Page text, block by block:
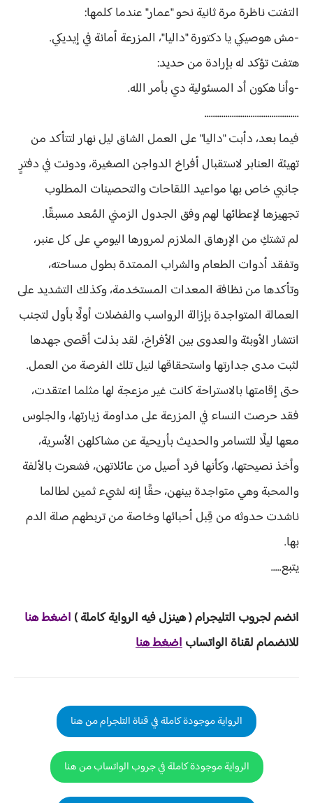
التفتت ناظرة مرة ثانية نحو "عمار" عندما كلمها:
-مش هوصيكي يا دكتورة "داليا"، المزرعة أمانة في إيديكي.
هتفت تؤكد له بإرادة من حديد:
-وأنا هكون أد المسئولية دي بأمر الله.
.............................................
فيما بعد، دأبت "داليا" على العمل الشاق ليل نهار لتتأكد من
تهيئة العنابر لاستقبال أفراخ الدواجن الصغيرة، ودونت في دفترٍ
جانبي خاص بها مواعيد اللقاحات والتحصينات المطلوب
تجهيزها لإعطائها لهم وفق الجدول الزمني المُعد مسبقًا.
لم تشتكِ من الإرهاق الملازم لمرورها اليومي على كل عنبر،
وتفقد أدوات الطعام والشراب الممتدة بطول مساحته،
وتأكدها من نظافة المعدات المستخدمة، وكذلك التشديد على
العمالة المتواجدة بإزالة الرواسب والفضلات أولًا بأول لتجنب
انتشار الأوبئة والعدوى بين الأفراخ، لقد بذلت أقصى جهدها
لثبت مدى جدارتها واستحقاقها لنيل تلك الفرصة من العمل.
حتى إقامتها بالاستراحة كانت غير مزعجة لها مثلما اعتقدت،
فقد حرصت النساء في المزرعة على مداومة زيارتها، والجلوس
معها ليلًا للتسامر والحديث بأريحية عن مشاكلهن الأسرية،
وأخذ نصيحتها، وكأنها فرد أصيل من عائلاتهن، فشعرت بالألفة
والمحبة وهي متواجدة بينهن، حقًا إنه لشيء ثمين لطالما
ناشدت حدوثه من قِبل أحبائها وخاصة من تربطهم صلة الدم
بها.
يتبع.....
انضم لجروب التليجرام ( هينزل فيه الرواية كاملة ) اضغط هنا
للانضمام لقناة الواتساباضغط هنا
الرواية موجودة كاملة في قناة التلجرام من هنا
الرواية موجودة كاملة في جروب الواتساب من هنا